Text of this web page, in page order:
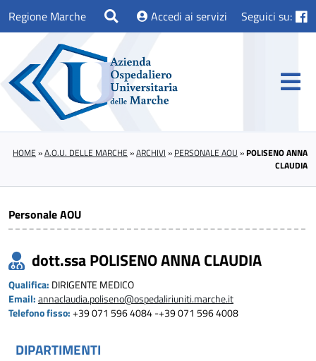
Regione Marche Accedi ai servizi Seguici su:
HOME »A.O.U. DELLE MARCHE »ARCHIVI » PERSONALE AOU »POLISENO ANNA
CLAUDIA
Personale AOU
dott.ssa POLISENO ANNA CLAUDIA
Qualifica: DIRIGENTE MEDICO
Email: annaclaudia.poliseno@ospedaliriuniti.marche.it
Telefono fisso: +39 071 596 4084 -+39 071 596 4008
DIPARTIMENTI